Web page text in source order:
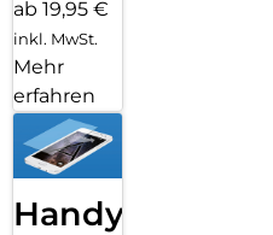
ab 19,95 €
inkl. MwSt.
Mehr
erfahren
Handy